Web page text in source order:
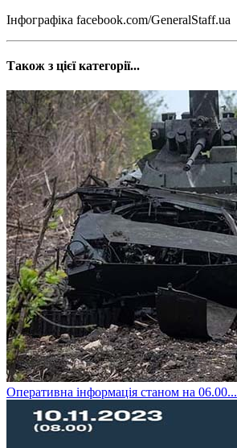
Інфографіка facebook.com/GeneralStaff.ua
Також з цієї категорії...
​Оперативна інформація станом на 06.00...